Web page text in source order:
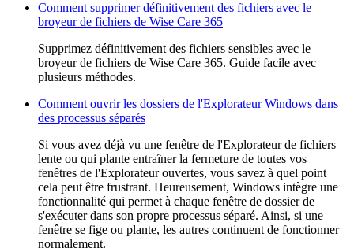
Comment supprimer définitivement des fichiers avec le
broyeur de fichiers de Wise Care 365
Supprimez définitivement des fichiers sensibles avec le
broyeur de fichiers de Wise Care 365. Guide facile avec
plusieurs méthodes.
Comment ouvrir les dossiers de l'Explorateur Windows dans
des processus séparés
Si vous avez déjà vu une fenêtre de l'Explorateur de fichiers
lente ou qui plante entraîner la fermeture de toutes vos
fenêtres de l'Explorateur ouvertes, vous savez à quel point
cela peut être frustrant. Heureusement, Windows intègre une
fonctionnalité qui permet à chaque fenêtre de dossier de
s'exécuter dans son propre processus séparé. Ainsi, si une
fenêtre se fige ou plante, les autres continuent de fonctionner
normalement.